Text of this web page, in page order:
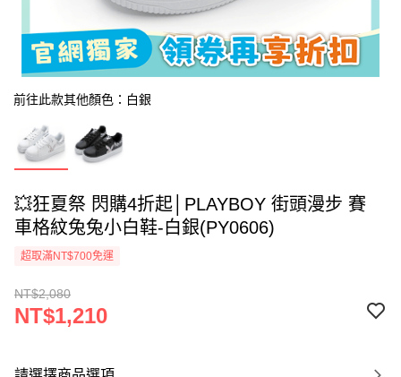
前往此款其他顏色：白銀
💥狂夏祭 閃購4折起│PLAYBOY 街頭漫步 賽
車格紋兔兔小白鞋-白銀(PY0606)
超取滿NT$700免運
NT$2,080
NT$1,210